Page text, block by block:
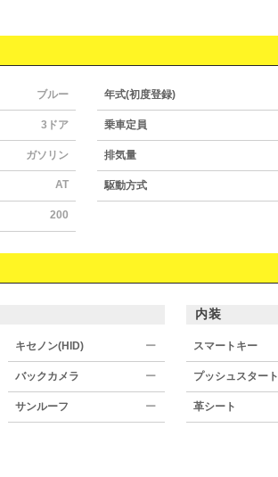
ブルー 年式(初度登録)
3ドア 乗車定員
ガソリン 排気量
AT 駆動方式
200
キセノン(HID) ー
バックカメラ ー
サンルーフ ー
内装
スマートキー
プッシュスタート
革シート